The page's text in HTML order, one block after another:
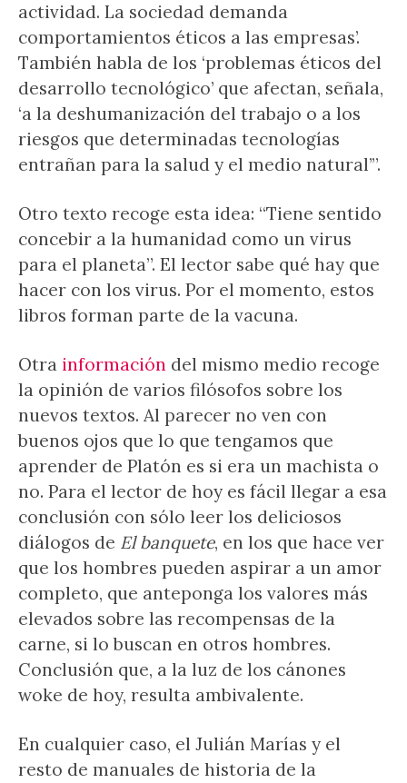
actividad. La sociedad demanda
comportamientos éticos a las empresas’.
También habla de los ‘problemas éticos del
desarrollo tecnológico’ que afectan, señala,
‘a la deshumanización del trabajo o a los
riesgos que determinadas tecnologías
entrañan para la salud y el medio natural’”.
Otro texto recoge esta idea: “Tiene sentido
concebir a la humanidad como un virus
para el planeta”. El lector sabe qué hay que
hacer con los virus. Por el momento, estos
libros forman parte de la vacuna.
Otra información del mismo medio recoge
la opinión de varios filósofos sobre los
nuevos textos. Al parecer no ven con
buenos ojos que lo que tengamos que
aprender de Platón es si era un machista o
no. Para el lector de hoy es fácil llegar a esa
conclusión con sólo leer los deliciosos
diálogos de El banquete, en los que hace ver
que los hombres pueden aspirar a un amor
completo, que anteponga los valores más
elevados sobre las recompensas de la
carne, si lo buscan en otros hombres.
Conclusión que, a la luz de los cánones
woke de hoy, resulta ambivalente.
En cualquier caso, el Julián Marías y el
resto de manuales de historia de la